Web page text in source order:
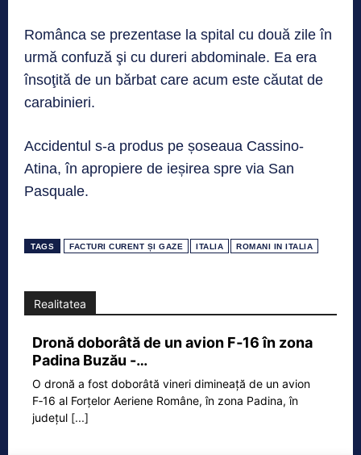
Românca se prezentase la spital cu două zile în
urmă confuză şi cu dureri abdominale. Ea era
însoţită de un bărbat care acum este căutat de
carabinieri.
Accidentul s-a produs pe șoseaua Cassino-
Atina, în apropiere de ieșirea spre via San
Pasquale.
TAGS FACTURI CURENT ȘI GAZE ITALIA ROMANI IN ITALIA
Realitatea
Dronă doborâtă de un avion F‑16 în zona
Padina Buzău -…
O dronă a fost doborâtă vineri dimineață de un avion
F‑16 al Forțelor Aeriene Române, în zona Padina, în
județul [...]